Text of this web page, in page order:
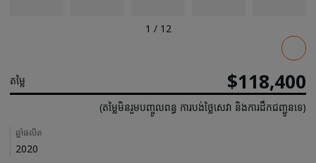
1 / 12
តម្លៃ $118,400
(តម្លៃមិនរួមបញ្ចូលពន្ធ ការបង់ថ្លៃសេវា និងការដឹកជញ្ជូនទេ)
Details
ឆ្នាំផលិត
2020